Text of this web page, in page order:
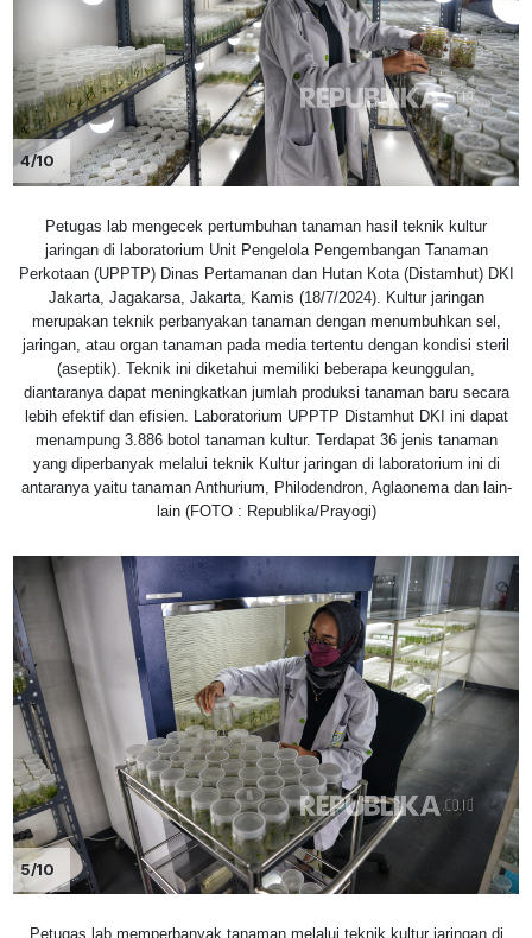
4/10
Petugas lab mengecek pertumbuhan tanaman hasil teknik kultur
jaringan di laboratorium Unit Pengelola Pengembangan Tanaman
Perkotaan (UPPTP) Dinas Pertamanan dan Hutan Kota (Distamhut) DKI
Jakarta, Jagakarsa, Jakarta, Kamis (18/7/2024). Kultur jaringan
merupakan teknik perbanyakan tanaman dengan menumbuhkan sel,
jaringan, atau organ tanaman pada media tertentu dengan kondisi steril
(aseptik). Teknik ini diketahui memiliki beberapa keunggulan,
diantaranya dapat meningkatkan jumlah produksi tanaman baru secara
lebih efektif dan efisien. Laboratorium UPPTP Distamhut DKI ini dapat
menampung 3.886 botol tanaman kultur. Terdapat 36 jenis tanaman
yang diperbanyak melalui teknik Kultur jaringan di laboratorium ini di
antaranya yaitu tanaman Anthurium, Philodendron, Aglaonema dan lain-
lain (FOTO : Republika/Prayogi)
5/10
Petugas lab memperbanyak tanaman melalui teknik kultur jaringan di